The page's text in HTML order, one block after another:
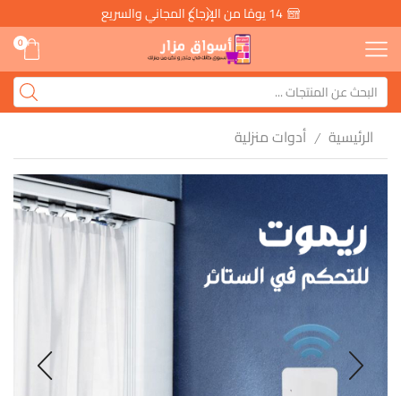
14 يومًا من الإرجاع المجاني والسريع
0
الرئيسية / أدوات منزلية